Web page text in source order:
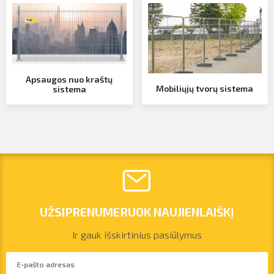
Kontaktai
Atsijungti
Apsaugos nuo kraštų
sistema
Mobiliųjų tvorų sistema
UŽSIPRENUMERUOK NAUJIENLAIŠKĮ
Ir gauk išskirtinius pasiūlymus